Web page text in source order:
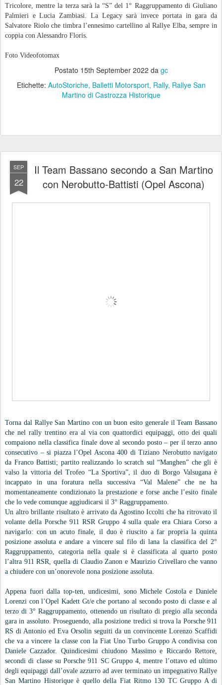
Tricolore, mentre la terza sarà la “S” del 1° Raggruppamento di Giuliano
Palmieri e Lucia Zambiasi. La Legacy sarà invece portata in gara da
Salvatore Riolo che timbra l’ennesimo cartellino al Rallye Elba, sempre in
coppia con Alessandro Floris.
Foto Videofotomax
Postato 15th September 2022 da gc
Etichette: AutoStoriche Balletti Motorsport Rally Rallye San
Martino di Castrozza Historique
SEP
22
Il Team Bassano secondo a San Martino
con Nerobutto-Battisti (Opel Ascona)
Torna dal Rallye San Martino con un buon esito generale il Team Bassano
che nel rally trentino era al via con quattordici equipaggi, otto dei quali
compaiono nella classifica finale dove al secondo posto – per il terzo anno
consecutivo – si piazza l’Opel Ascona 400 di Tiziano Nerobutto navigato
da Franco Battisti; partito realizzando lo scratch sul “Manghen” che gli è
valso la vittoria del Trofeo “La Sportiva”, il duo di Borgo Valsugana è
incappato in una foratura nella successiva “Val Malene” che ne ha
momentaneamente condizionato la prestazione e forse anche l’esito finale
che lo vede comunque aggiudicarsi il 3° Raggruppamento.
Un altro brillante risultato è arrivato da Agostino Iccolti che ha ritrovato il
volante della Porsche 911 RSR Gruppo 4 sulla quale era Chiara Corso a
navigarlo: con un acuto finale, il duo è riuscito a far propria la quinta
posizione assoluta e andare a vincere sul filo di lana la classifica del 2°
Raggruppamento, categoria nella quale si è classificata al quarto posto
l’altra 911 RSR, quella di Claudio Zanon e Maurizio Crivellaro che vanno
a chiudere con un’onorevole nona posizione assoluta.
Appena fuori dalla top-ten, undicesimi, sono Michele Costola e Daniele
Lorenzi con l’Opel Kadett Gt/e che portano al secondo posto di classe e al
terzo di 3° Raggruppamento, ottenendo un risultato di pregio alla seconda
gara in assoluto. Proseguendo, alla posizione tredici si trova la Porsche 911
RS di Antonio ed Eva Orsolin seguiti da un convincente Lorenzo Scaffidi
che va a vincere la classe con la Fiat Uno Turbo Gruppo A condivisa con
Daniele Cazzador. Quindicesimi chiudono Massimo e Riccardo Rettore,
secondi di classe su Porsche 911 SC Gruppo 4, mentre l’ottavo ed ultimo
degli equipaggi dall’ovale azzurro ad aver terminato un impegnativo Rallye
San Martino Historique è quello della Fiat Ritmo 130 TC Gruppo A di